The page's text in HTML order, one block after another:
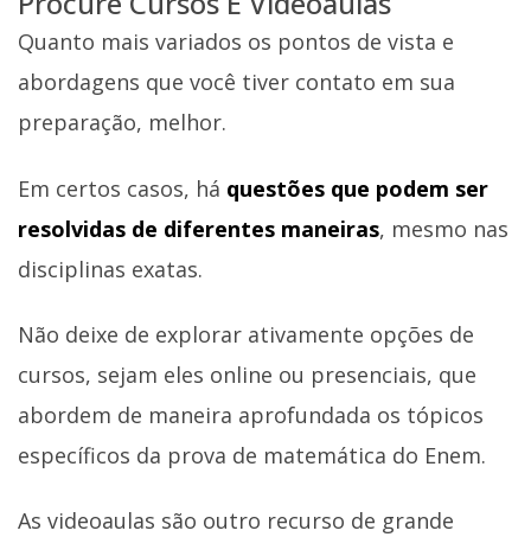
Quanto mais variados os pontos de vista e
abordagens que você tiver contato em sua
preparação, melhor.
Em certos casos, há questões que podem ser
resolvidas de diferentes maneiras, mesmo nas
disciplinas exatas.
Não deixe de explorar ativamente opções de
cursos, sejam eles online ou presenciais, que
abordem de maneira aprofundada os tópicos
específicos da prova de matemática do Enem.
As videoaulas são outro recurso de grande